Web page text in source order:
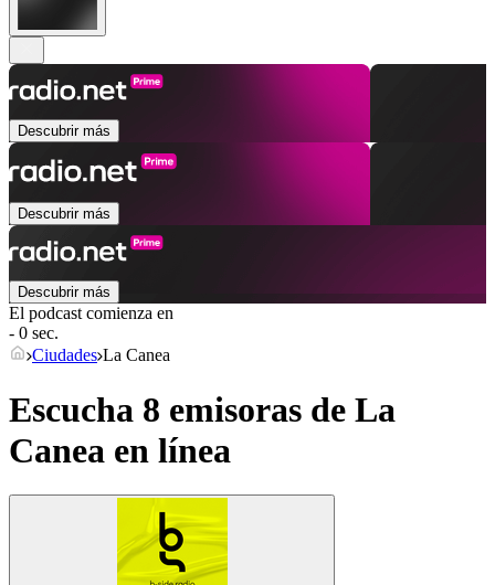
Descubrir más
Descubrir más
Descubrir más
El podcast comienza en
- 0 sec.
Ciudades La Canea
Escucha 8 emisoras de La
Canea en línea